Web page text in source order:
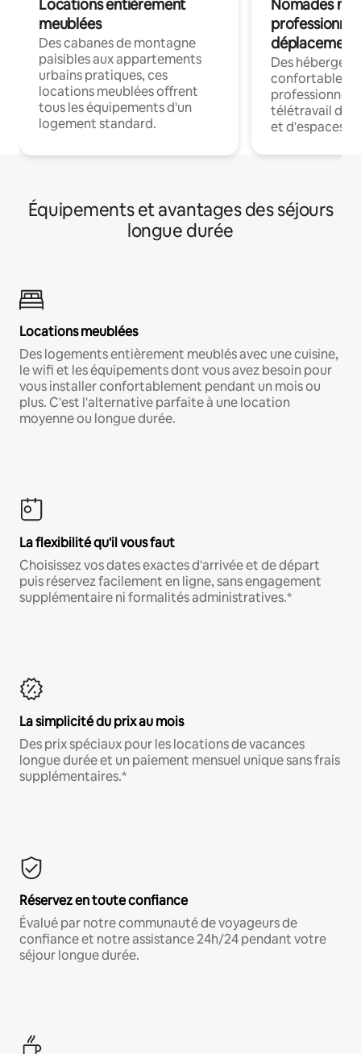
Locations entièrement
meublées
Des cabanes de montagne
paisibles aux appartements
urbains pratiques, ces
locations meublées offrent
tous les équipements d'un
logement standard.
Nomades
déplacement
Des
confortables
professionnels
télétravail
et d'espaces
Équipements et avantages des séjours
longue durée
Locations meublées
Des logements entièrement meublés avec une cuisine,
le wifi et les équipements dont vous avez besoin pour
vous installer confortablement pendant un mois ou
plus. C'est l'alternative parfaite à une location
moyenne ou longue durée.
La flexibilité qu'il vous faut
Choisissez vos dates exactes d'arrivée et de départ
puis réservez facilement en ligne, sans engagement
supplémentaire ni formalités administratives.*
La simplicité du prix au mois
Des prix spéciaux pour les locations de vacances
longue durée et un paiement mensuel unique sans frais
supplémentaires.*
Réservez en toute confiance
Évalué par notre communauté de voyageurs de
confiance et notre assistance 24h/24 pendant votre
séjour longue durée.